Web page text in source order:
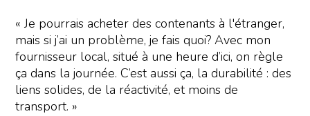
« Je pourrais acheter des contenants à l'étranger,
mais si j’ai un problème, je fais quoi? Avec mon
fournisseur local, situé à une heure d’ici, on règle
ça dans la journée. C’est aussi ça, la durabilité : des
liens solides, de la réactivité, et moins de
transport. »